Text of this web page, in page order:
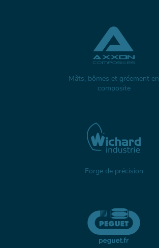
Mâts, bômes et gréement en
composite
Forge de précision